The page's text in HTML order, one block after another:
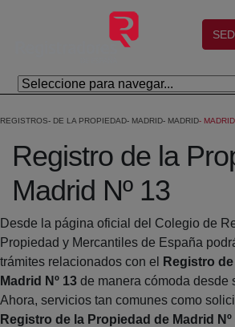
Salta al contingut principal
REGISTROS DE LA PROPIEDAD MADRID MADRID
Registro de la
Madrid Nº 13
Desde la página oficial del Colegio de
Propiedad y Mercantiles de España
trámites relacionados con el
Registro
Madrid Nº 13 de manera cómoda desde
Ahora, servicios tan comunes como
Registro de la Propiedad de Madrid Nº